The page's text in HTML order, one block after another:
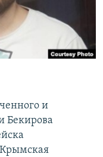
и
Бекирова